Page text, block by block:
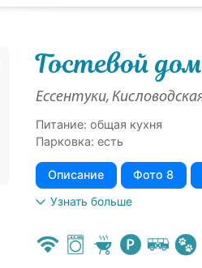
Гостевой
Ессентуки,
Питание: общая кухня
Парковка: есть
Описание Фото 8
Узнать больше